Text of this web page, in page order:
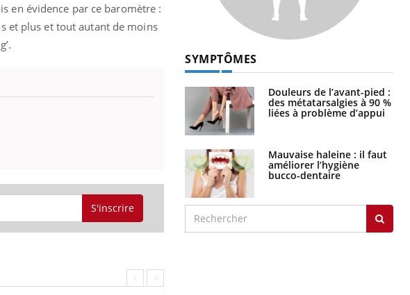
en évidence par ce baromètre :
et plus et tout autant de moins
S'inscrire
SYMPTÔMES
Douleurs de l’avant-pied :
des métatarsalgies à 90 %
liées à problème d’appui
Mauvaise haleine : il faut
améliorer l’hygiène
bucco-dentaire